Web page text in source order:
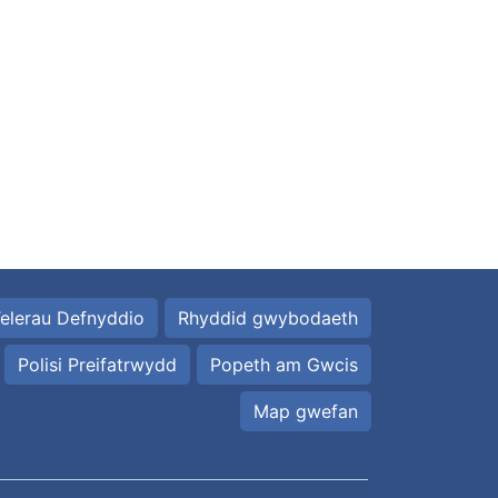
Defnyddio Rhyddid gwybodaeth
Polisi Preifatrwydd Popeth am Gwcis
Map gwefan